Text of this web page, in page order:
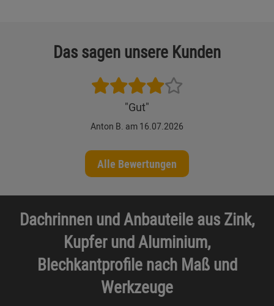
Das sagen unsere Kunden
"Gut"
Anton B. am 16.07.2026
Alle Bewertungen
Dachrinnen und Anbauteile aus Zink,
Kupfer und Aluminium,
Blechkantprofile nach Maß und
Werkzeuge